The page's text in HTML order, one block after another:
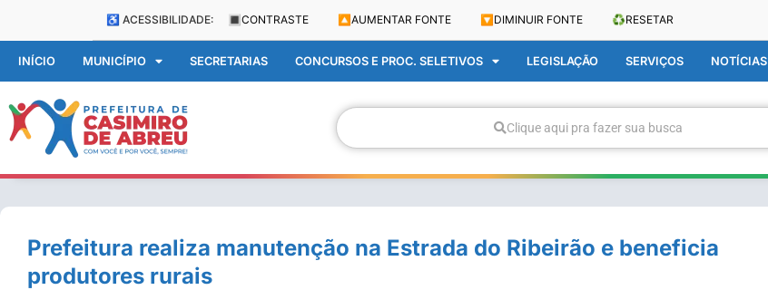
♿ ACESSIBILIDADE: 🔳 CONTRASTE 🔼 AUMENTAR FONTE 🔽 DIMINUIR FONTE ♻️RESETAR
INÍCIO MUNICÍPIO SECRETARIAS CONCURSOS E PROC. SELETIVOS LEGISLAÇÃO SERVIÇOS NOTÍCIAS
Clique aqui pra fazer sua busca
Prefeitura realiza manutenção na Estrada do Ribeirão e beneficia
produtores rurais